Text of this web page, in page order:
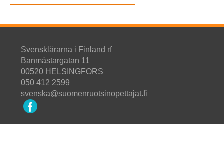
Svensklärarna i Finland rf
Banmästargatan 11
00520 HELSINGFORS
050 412 2599
svenska@suomenruotsinopettajat.fi